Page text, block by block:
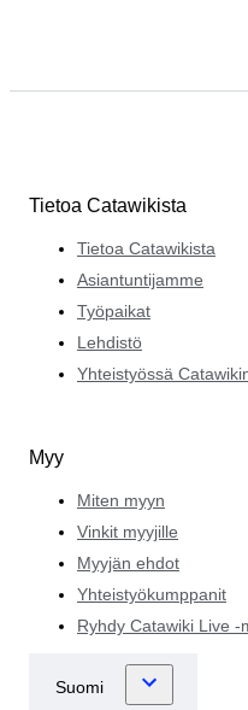
Tietoa Catawikista
Tietoa Catawikista
Asiantuntijamme
Työpaikat
Lehdistö
Yhteistyössä
Myy
Miten myyn
Vinkit myyjille
Myyjän ehdot
Yhteistyökumppanit
Ryhdy Catawiki Live -